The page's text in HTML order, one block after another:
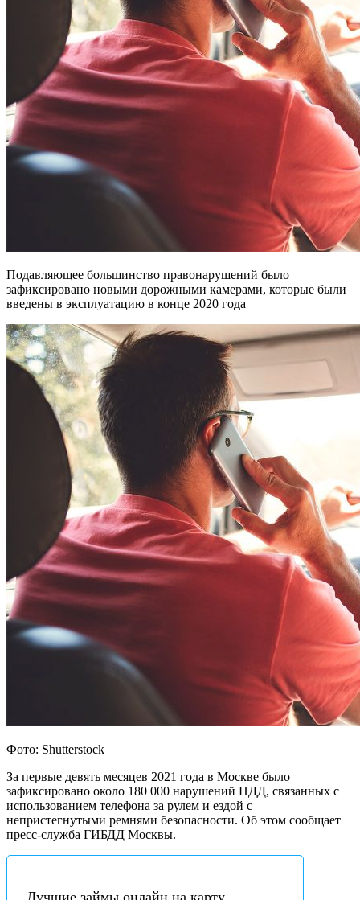
Подавляющее большинство правонарушений было
зафиксировано новыми дорожными камерами, которые были
введены в эксплуатацию в конце 2020 года
Фото: Shutterstock
За первые девять месяцев 2021 года в Москве было
зафиксировано около 180 000 нарушений ПДД, связанных с
использованием телефона за рулем и ездой с
непристегнутыми ремнями безопасности. Об этом сообщает
пресс-служба ГИБДД Москвы.